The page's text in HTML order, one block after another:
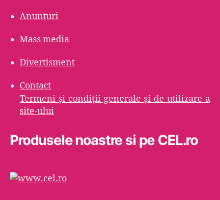
Anunțuri
Mass media
Divertisment
Contact
Termeni şi condiţii generale şi de utilizare a
site-ului
Produsele noastre si pe CEL.ro